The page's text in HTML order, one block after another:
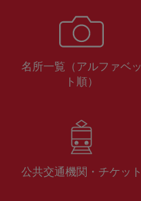
名所一覧（アルファベッ
ト順）
公共交通機関・チケット